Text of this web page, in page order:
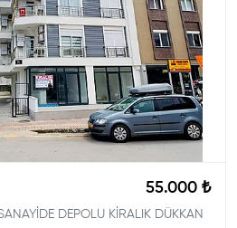
55.000 ₺
DEPOLU KİRALIK DÜKKAN